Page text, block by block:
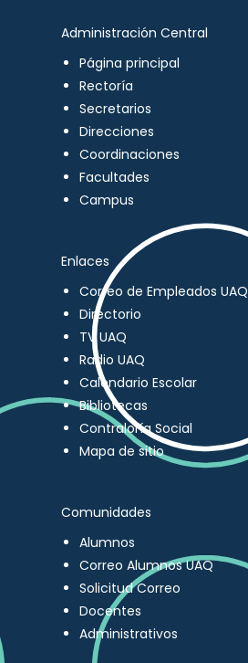
Administración Central
Página principal
Rectoría
Secretarios
Direcciones
Coordinaciones
Facultades
Campus
Enlaces
Correo de Empleados UAQ
Directorio
TV UAQ
Radio UAQ
Calendario Escolar
Bibliotecas
Contraloría Social
Mapa de sitio
Comunidades
Alumnos
Correo Alumnos UAQ
Solicitud Correo
Docentes
Administrativos